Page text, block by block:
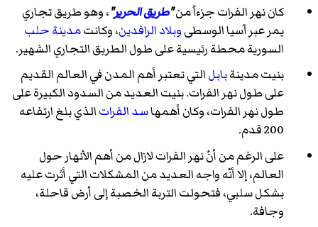
كان نهر الفرات جزءاً من"طريق الحرير"، وهو طريق تجاري
يمر عبر آسيا الوسطىوبلاد الرافدين، وكانتمدينة حلب
السورية محطة رئيسية على طول الطريق التجاري الشهير.
بنيت مدينةبابلالتي تعتبر أهم المدن في العالم القديم
على طول نهر الفرات. بنيت العديد من السدود الكبيرة على
طول نهر الفرات، وكان أهمهاسد الفراتالذي بلغ ارتفاعه
200 قدم.
على الرغم من أنّ نهر الفرات لازال من أهم الأنهار حول
العالم، إلا أنّه واجه العديد من المشكلات التي أثرت عليه
بشكل سلبي، فتحولت التربة الخصبة إلى أرض قاحلة،
وجافة.